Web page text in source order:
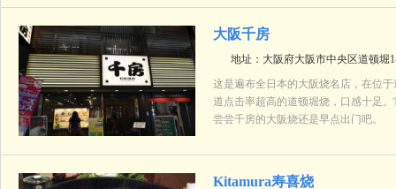
大阪千房
地址：大阪府大阪市中央区道顿堀
这是遍布全日本的大阪烧名店，在位
道点击率超高的道顿堀烧，口感十足
尝尝千房的大阪烧还是早点出门吧。
Kitamura寿喜烧